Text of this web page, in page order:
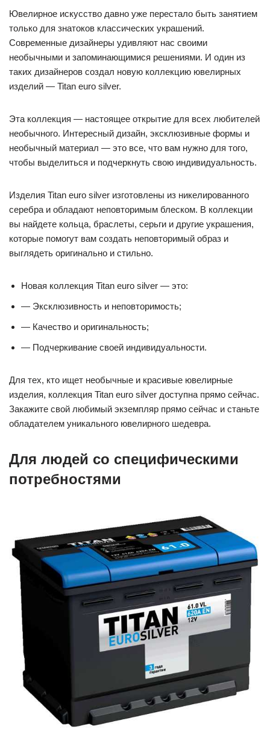
Ювелирное искусство давно уже перестало быть занятием
только для знатоков классических украшений.
Современные дизайнеры удивляют нас своими
необычными и запоминающимися решениями. И один из
таких дизайнеров создал новую коллекцию ювелирных
изделий — Titan euro silver.
Эта коллекция — настоящее открытие для всех любителей
необычного. Интересный дизайн, эксклюзивные формы и
необычный материал — это все, что вам нужно для того,
чтобы выделиться и подчеркнуть свою индивидуальность.
Изделия Titan euro silver изготовлены из никелированного
серебра и обладают неповторимым блеском. В коллекции
вы найдете кольца, браслеты, серьги и другие украшения,
которые помогут вам создать неповторимый образ и
выглядеть оригинально и стильно.
Новая коллекция Titan euro silver — это:
— Эксклюзивность и неповторимость;
— Качество и оригинальность;
— Подчеркивание своей индивидуальности.
Для тех, кто ищет необычные и красивые ювелирные
изделия, коллекция Titan euro silver доступна прямо сейчас.
Закажите свой любимый экземпляр прямо сейчас и станьте
обладателем уникального ювелирного шедевра.
Для людей со специфическими
потребностями